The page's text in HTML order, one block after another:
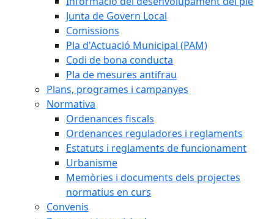
Junta de Govern Local
Comissions
Pla d'Actuació Municipal (PAM)
Codi de bona conducta
Pla de mesures antifrau
Plans, programes i campanyes
Normativa
Ordenances fiscals
Ordenances reguladores i reglaments
Estatuts i reglaments de funcionament
Urbanisme
Memòries i documents dels projectes
normatius en curs
Convenis